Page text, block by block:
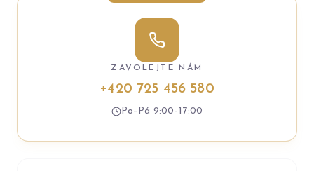
ZAVOLEJTE NÁM
+420 725 456 580
Po–Pá 9:00–17:00